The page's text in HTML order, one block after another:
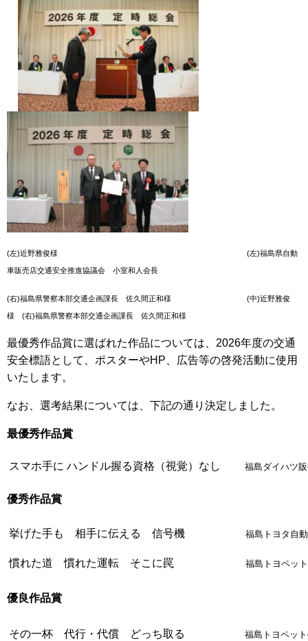
(左)近野雅俊様 (左)福島県自動
車販売店交通安全推進協議会 小室和人会長
(右)福島県警察本部交通企画課長 佐久間正和様 (中)近野雅俊
様 (右)福島県警察本部交通企画課長 佐久間正和様
最優秀作品賞に選ばれた作品については、2026年度の交通
安全標語として、ポスターやHP、広告等の啓発活動に使用
いたします。
なお、選考結果については、下記の通り決定しました。
最優秀作品賞
スマホ手に ハンドル握る資格（視覚）なし 福島ダイハツ
優秀作品賞
挙げた手も 相手に伝える 信号機 福島トヨタ自
慣れた道 慣れた運転 そこに罠 福島トヨペッ
優良作品賞
その一杯 代行・代償 どっち取る 福島トヨペッ